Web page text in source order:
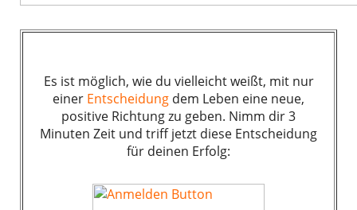
Es ist möglich, wie du vielleicht weißt, mit nur
einer Entscheidung dem Leben eine neue,
positive Richtung zu geben. Nimm dir 3
Minuten Zeit und triff jetzt diese Entscheidung
für deinen Erfolg: